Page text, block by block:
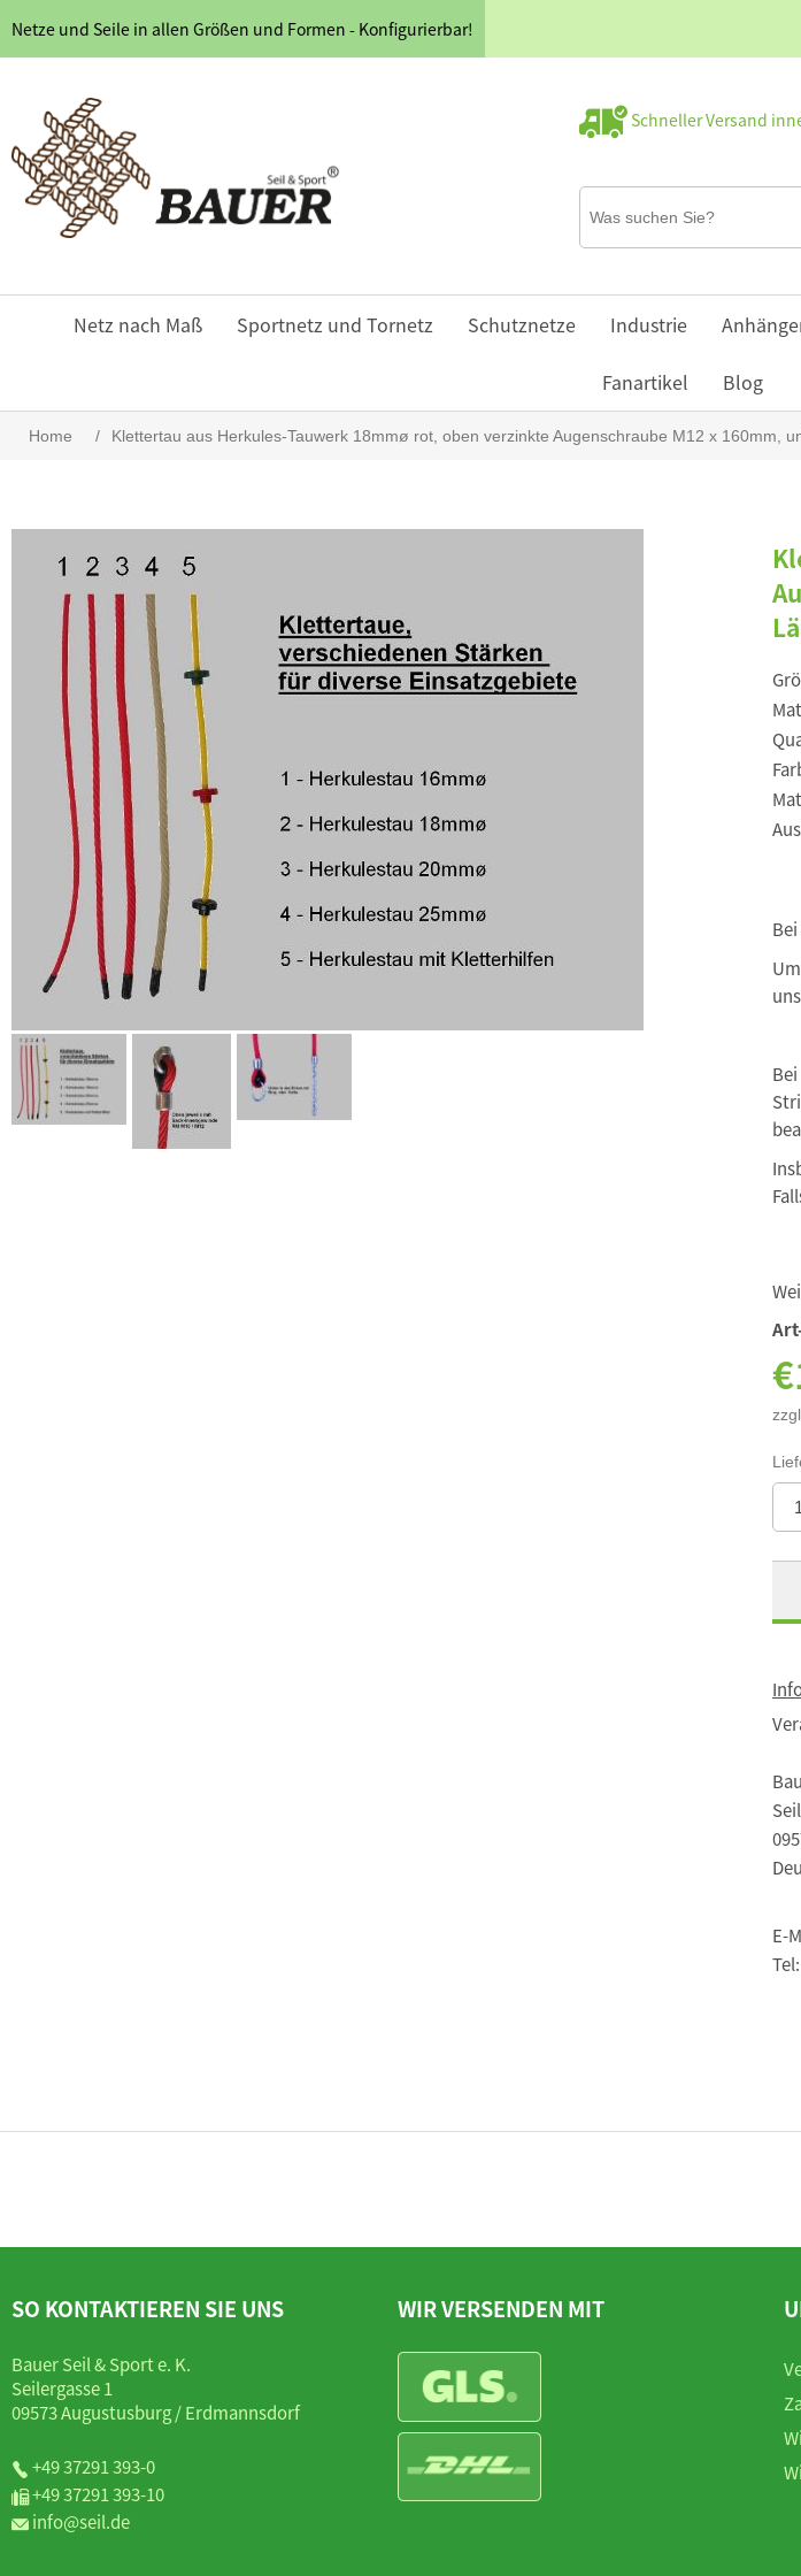
Netze und Seile in allen Größen und Formen - Konfigurierbar!
Schneller Versand
Netz nach Maß Sportnetz und Tornetz Schutznetze Industrie
Fanartikel Blog
Home / Klettertau aus Herkules-Tauwerk 18mmø rot, oben verzinkte Augenschraube M12 x 160mm,
E-
SO KONTAKTIEREN SIE UNS
Bauer Seil & Sport e. K.
Seilergasse 1
09573 Augustusburg / Erdmannsdorf
+49 37291 393-0
+49 37291 393-10
info@seil.de
WIR VERSENDEN MIT